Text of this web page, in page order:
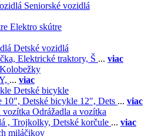
Seniorské vozidlá
Elektro skútre
Detské vozidlá
Elektrické traktory, Š ... viac
Kolobežky
... viac
Detské bicykle
10", Detské bicykle 12", Dets ... viac
Odrážadla a vozítka
, Trojkolky, Detské korčule ... viac
miláčikov